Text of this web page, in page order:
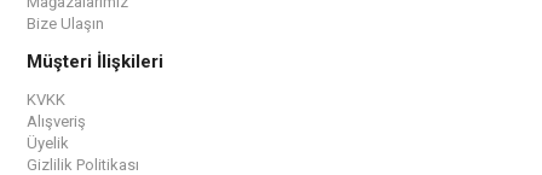
Bize Ulaşın
Müşteri İlişkileri
KVKK
Alışveriş
Üyelik
Gizlilik Politikası